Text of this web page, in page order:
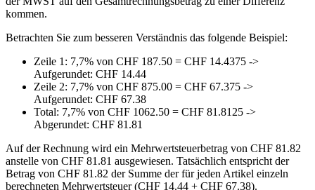
kommen.
Betrachten Sie zum besseren Verständnis das folgende Beispiel:
Zeile 1: 7,7% von CHF 187.50 = CHF 14.4375 ->
Aufgerundet: CHF 14.44
Zeile 2: 7,7% von CHF 875.00 = CHF 67.375 ->
Aufgerundet: CHF 67.38
Total: 7,7% von CHF 1062.50 = CHF 81.8125 ->
Abgerundet: CHF 81.81
Auf der Rechnung wird ein Mehrwertsteuerbetrag von CHF 81.82
anstelle von CHF 81.81 ausgewiesen. Tatsächlich entspricht der
Betrag von CHF 81.82 der Summe der für jeden Artikel einzeln
berechneten Mehrwertsteuer (CHF 14.44 + CHF 67.38).